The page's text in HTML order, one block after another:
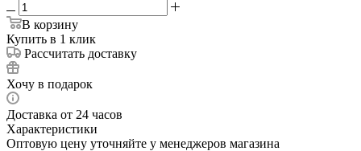
В корзину
Купить в 1 клик
Рассчитать доставку
Хочу в подарок
Доставка от 24 часов
Характеристики
Оптовую цену уточняйте у менеджеров магазина